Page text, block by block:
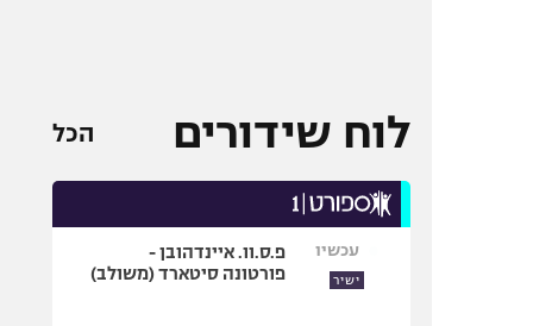
שחייה
ג'ודו
ספורט אולימפי
לוח שידורים הכל
עכשיו
ישיר
פ.ס.וו. איינדהובן -
פורטונה סיטארד (משולב)